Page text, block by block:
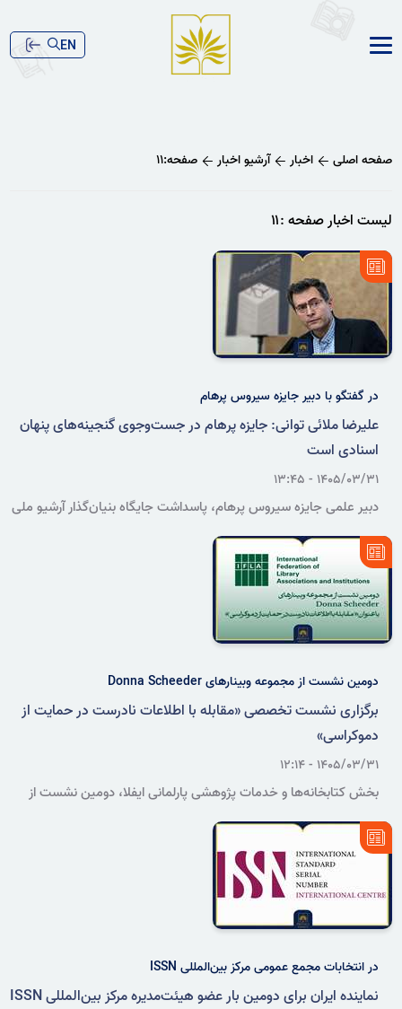
EN
صفحه اصلی اخبار آرشیو اخبار صفحه:۱۱
لیست اخبار صفحه :۱۱
در گفتگو با دبیر جایزه سیروس پرهام
علیرضا ملائی توانی: جایزه پرهام در جست‌وجوی گنجینه‌های پنهان
اسنادی است
۱۴۰۵/۰۳/۳۱ - ۱۳:۴۵
دبیر علمی جایزه سیروس پرهام، پاسداشت جایگاه بنیان‌گذار آرشیو ملی
اصلی شکل‌گیری این رویداد دانست.
دومین نشست از مجموعه وبینارهای Donna Scheeder
برگزاری نشست تخصصی «مقابله با اطلاعات نادرست در حمایت از
دموکراسی»
۱۴۰۵/۰۳/۳۱ - ۱۲:۱۴
بخش کتابخانه‌ها و خدمات پژوهشی پارلمانی ایفلا، دومین نشست از
کتابخانه‌ها و خدمات پژوهشی پارلمان‌ها در مقابله با اطلاعات نادرست و
گمراه‌کننده، روز سه‌شنبه ۱۶ تیرماه ۱۴۰۵ به‌صورت برخط برگزار می‌کند.
در انتخابات مجمع عمومی مرکز بین‌المللی ISSN
نماینده ایران برای دومین بار عضو هیئت‌مدیره مرکز بین‌المللی ISSN